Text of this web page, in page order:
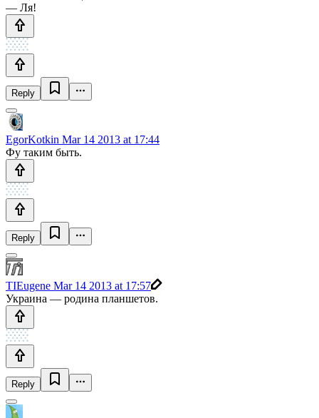
— Ля!
Reply
EgorKotkin Mar 14 2013 at 17:44
Фу таким быть.
Reply
TIEugene Mar 14 2013 at 17:57
Украина — родина планшетов.
Reply